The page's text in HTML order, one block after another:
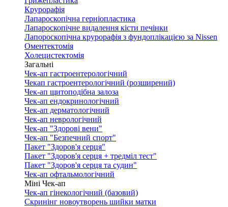
Крурорафія
Лапароскопічна герніопластика
Лапароскопічне видалення кісти печінки
Лапороскопічна крурорафія з фундоплікацією за Nissen
Оментектомія
Холецистектомія
Загальні
Чек-ап гастроентерологічний
Чекап гастроентерологічний (розширений)
Чек-ап щитоподібна залоза
Чек-ап ендокринологічний
Чек-ап дерматологічний
Чек-ап неврологічний
Чек-ап "Здорові вени"
Чек-ап "Безпечний спорт"
Пакет "Здоров'я серця"
Пакет "Здоров'я серця + тредміл тест"
Пакет "Здоров'я серця та судин"
Чек-ап офтальмологічний
Міні Чек-ап
Чек-ап гінекологічний (базовий)
Скринінг новоутворень шийки матки